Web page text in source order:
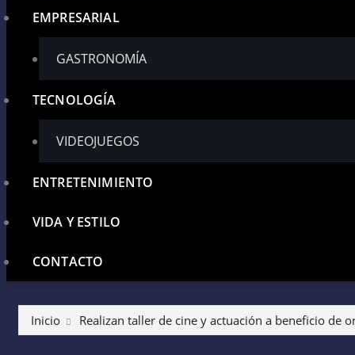
EMPRESARIAL
GASTRONOMÍA
TECNOLOGÍA
VIDEOJUEGOS
ENTRETENIMIENTO
VIDA Y ESTILO
CONTACTO
Inicio Realizan taller de cine y actuación a beneficio de